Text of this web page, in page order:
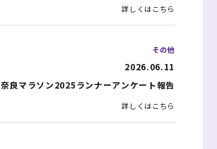
詳しくはこちら
その他
2026.06.11
奈良マラソン2025ランナーアンケート報告
詳しくはこちら